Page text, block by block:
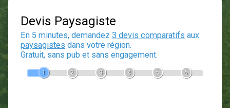
Devis Paysagiste
En 5 minutes, demandez3 devis comparatifs